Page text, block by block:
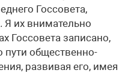
Госсовета,
Я их внимательно
Госсовета записано,
пути общественно-
развивая его, имея